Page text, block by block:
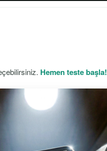
Hemen teste başla!